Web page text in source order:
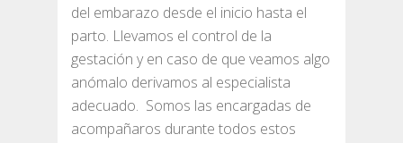
del embarazo desde el inicio hasta el
parto. Llevamos el control de la
gestación y en caso de que veamos algo
anómalo derivamos al especialista
adecuado. Somos las encargadas de
acompañaros durante todos estos